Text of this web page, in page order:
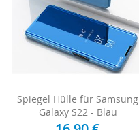
Spiegel Hülle für Samsung
Galaxy S22 - Blau